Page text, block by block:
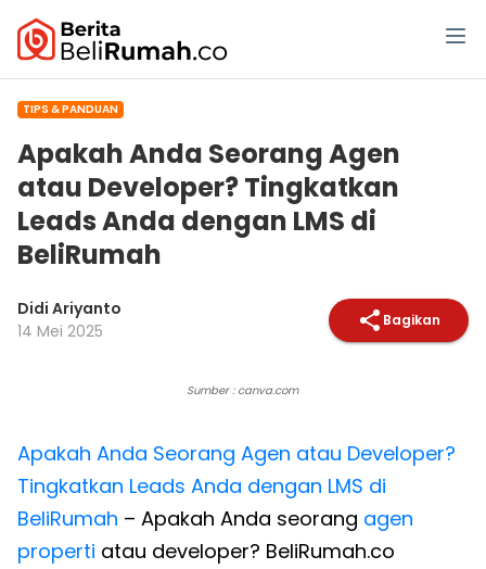
TIPS & PANDUAN
Apakah Anda Seorang Agen
atau Developer? Tingkatkan
Leads Anda dengan LMS di
BeliRumah
Didi Ariyanto
14 Mei 2025
Bagikan
Sumber : canva.com
Apakah Anda Seorang Agen atau Developer?
Tingkatkan Leads Anda dengan LMS di
BeliRumah – Apakah Anda seorang agen
properti atau developer? BeliRumah.co